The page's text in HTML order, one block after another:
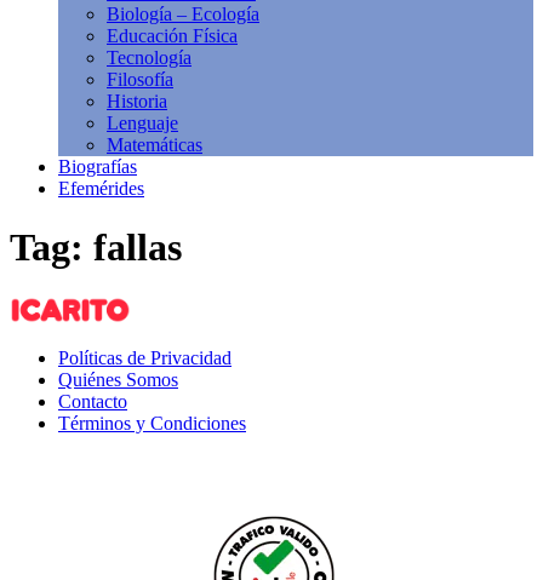
Biología – Ecología
Educación Física
Tecnología
Filosofía
Historia
Lenguaje
Matemáticas
Biografías
Efemérides
Tag: fallas
Políticas de Privacidad
Quiénes Somos
Contacto
Términos y Condiciones